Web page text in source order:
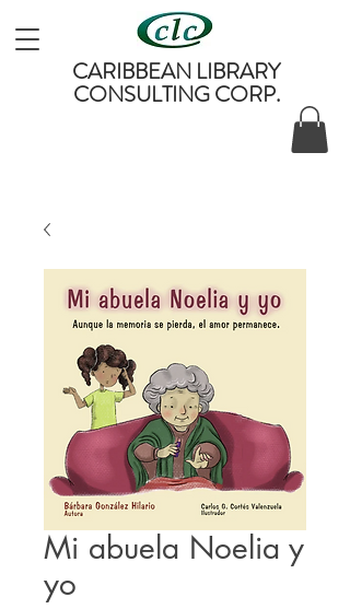
CARIBBEAN LIBRARY
CONSULTING CORP.
Mi abuela Noelia y
yo